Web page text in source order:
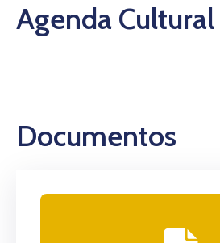
Agenda Cultural
Documentos